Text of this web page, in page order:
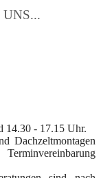
UNS...
14.30 - 17.15 Uhr.
Dachzeltmontagen